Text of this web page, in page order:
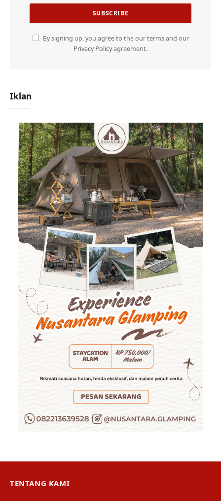
By signing up, you agree to the our terms and our
Privacy Policyagreement.
Iklan
TENTANG KAMI